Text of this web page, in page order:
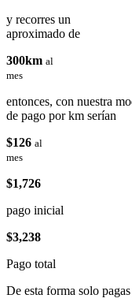
y recorres un
aproximado de
300km al
mes
entonces, con nuestra
de pago por km serían
$126 al
mes
$1,726
pago inicial
$3,238
Pago total
De esta forma solo